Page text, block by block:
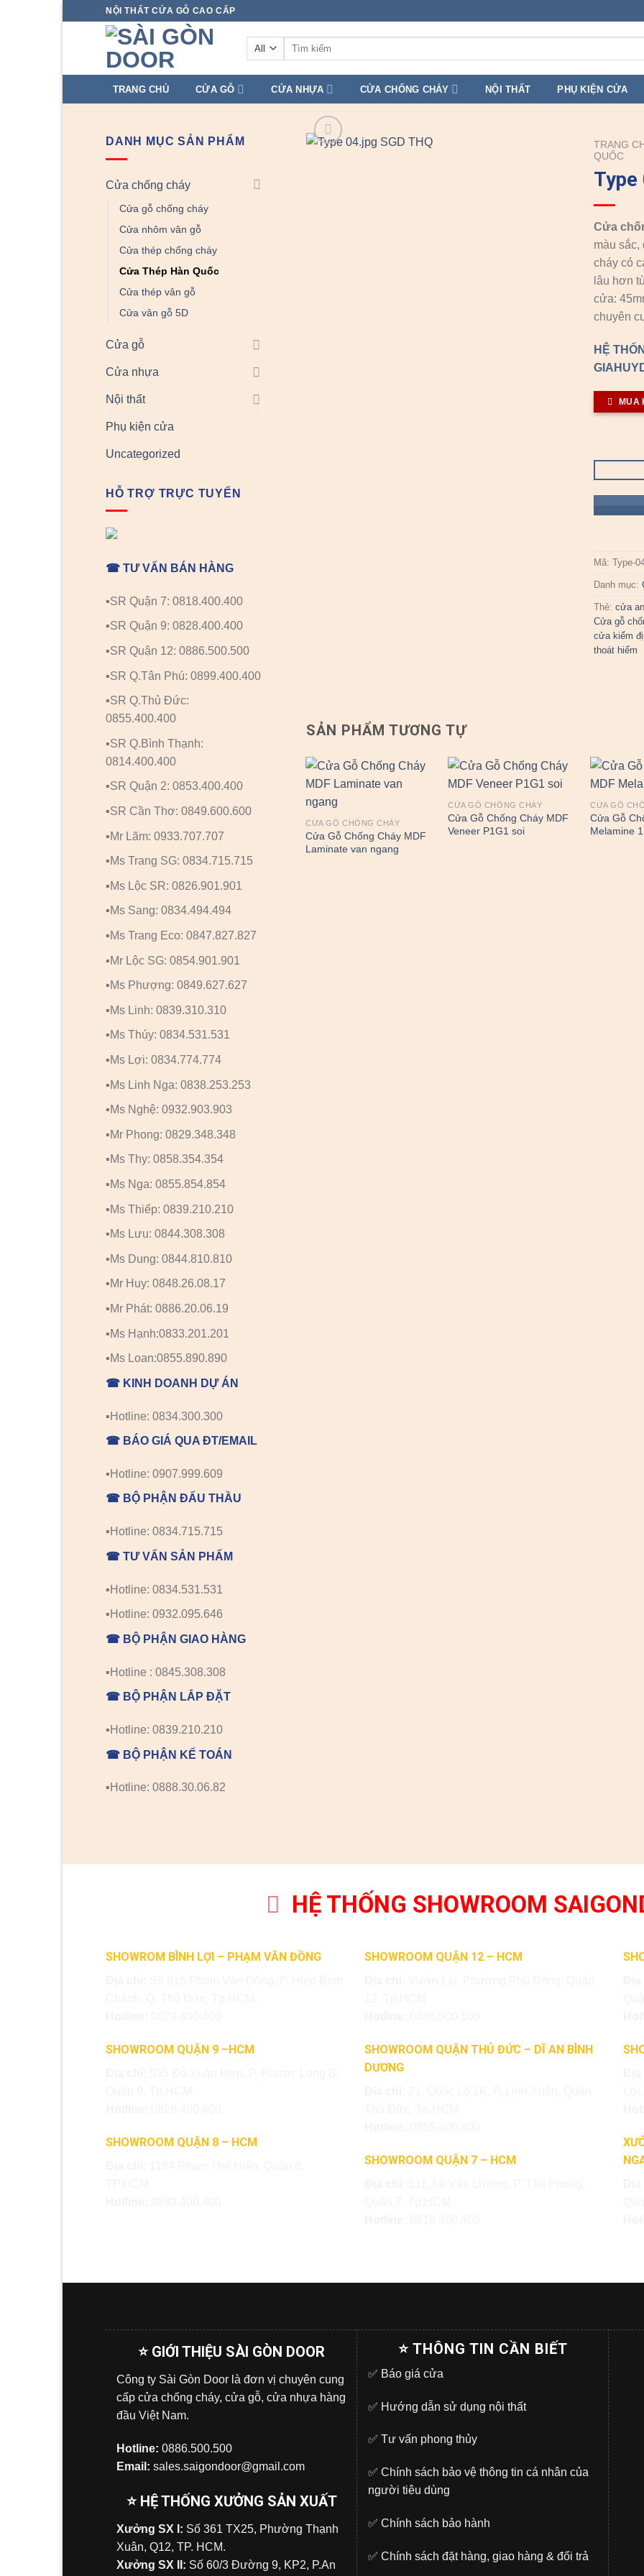
NỘI THẤT CỬA GỖ CAO CẤP
Tìm
TRANG CHỦ CỬA GỖ CỬA NHỰA CỬA CHỐNG CHÁY NỘI THẤT PHỤ KIỆN CỬA
DANH MỤC SẢN PHẨM
Cửa chống cháy
Cửa gỗ chống cháy
Cửa nhôm vân gỗ
Cửa thép chống cháy
Cửa Thép Hàn Quốc
Cửa thép vân gỗ
Cửa vân gỗ 5D
Cửa gỗ
Cửa nhựa
Nội thất
Phụ kiện cửa
Uncategorized
HỖ TRỢ TRỰC TUYẾN
☎ TƯ VẤN BÁN HÀNG
▪️SR Quận 7: 0818.400.400
▪️SR Quận 9: 0828.400.400
▪️SR Quận 12: 0886.500.500
▪️SR Q.Tân Phú: 0899.400.400
▪️SR Q.Thủ Đức:
0855.400.400
▪️SR Q.Bình Thạnh:
0814.400.400
▪️SR Quận 2: 0853.400.400
▪️SR Cần Thơ: 0849.600.600
▪️Mr Lãm: 0933.707.707
▪️Ms Trang SG: 0834.715.715
▪️Ms Lộc SR: 0826.901.901
▪️Ms Sang: 0834.494.494
▪️Ms Trang Eco: 0847.827.827
▪️Mr Lộc SG: 0854.901.901
▪️Ms Phượng: 0849.627.627
▪️Ms Linh: 0839.310.310
▪️Ms Thúy: 0834.531.531
▪️Ms Lợi: 0834.774.774
▪️Ms Linh Nga: 0838.253.253
▪️Ms Nghệ: 0932.903.903
▪️Mr Phong: 0829.348.348
▪️Ms Thy: 0858.354.354
▪️Ms Nga: 0855.854.854
▪️Ms Thiếp: 0839.210.210
▪️Ms Lưu: 0844.308.308
▪️Ms Dung: 0844.810.810
▪️Mr Huy: 0848.26.08.17
▪️Mr Phát: 0886.20.06.19
▪️Ms Hạnh:0833.201.201
▪️Ms Loan:0855.890.890
☎ KINH DOANH DỰ ÁN
▪️Hotline: 0834.300.300
☎ BÁO GIÁ QUA ĐT/EMAIL
▪️Hotline: 0907.999.609
☎ BỘ PHẬN ĐẤU THẦU
▪️Hotline: 0834.715.715
☎ TƯ VẤN SẢN PHẨM
▪️Hotline: 0834.531.531
▪️Hotline: 0932.095.646
☎ BỘ PHẬN GIAO HÀNG
▪️Hotline : 0845.308.308
☎ BỘ PHẬN LẮP ĐẶT
▪️Hotline: 0839.210.210
☎ BỘ PHẬN KẾ TOÁN
▪️Hotline: 0888.30.06.82
TRANG
QUỐC
Type
Cửa
màu sắc,
cháy có
lâu hơn
cửa:
chuyên
HỆ
MUA
Mã:Type-
Danh mục:
Thẻ:cửa
Cửa gỗ
cửa kiểm
thoát hiểm
SẢN PHẨM TƯƠNG TỰ
CỬA GỖ CHỐNG CHÁY
Cửa Gỗ Chống Cháy MDF
Laminate van ngang
CỬA GỖ CHỐNG CHÁY
Cửa Gỗ Chống Cháy MDF
Veneer P1G1 soi
CỬA GỖ
Cửa Gỗ
Melamine 1
CỬA GỖ CHỐNG CHÁY
Cửa Gỗ Chống Cháy 2P
CỬA GỖ CHỐNG CHÁY
Cửa Gỗ Chống Cháy MDF
O4 C1 phao chi
HỆ THỐNG SHOWROOM
SHOWROM BÌNH LỢI – PHẠM VĂN ĐỒNG
SHOWROOM QUẬN 9 –HCM
SHOWROOM QUẬN 8 – HCM
SHOWROOM QUẬN 12 – HCM
SHOWROOM QUẬN THỦ ĐỨC – DĨ AN BÌNH
DƯƠNG
SHOWROOM QUẬN 7 – HCM
⭐ GIỚI THIỆU SÀI GÒN DOOR
Công ty Sài Gòn Door là đơn vị chuyên cung
cấp cửa chống cháy, cửa gỗ, cửa nhựa hàng
đầu Việt Nam.
Hotline: 0886.500.500
Email: sales.saigondoor@gmail.com
⭐ HỆ THỐNG XƯỞNG SẢN XUẤT
Xưởng SX I: Số 361 TX25, Phường Thạnh
Xuân, Q12, TP. HCM.
Xưởng SX II: Số 60/3 Đường 9, KP2, P.An
⭐ THÔNG TIN CẦN BIẾT
✅ Báo giá cửa
✅ Hướng dẫn sử dụng nội thất
✅ Tư vấn phong thủy
✅ Chính sách bảo vệ thông tin cá nhân của
người tiêu dùng
✅ Chính sách bảo hành
✅ Chính sách đặt hàng, giao hàng & đổi trả